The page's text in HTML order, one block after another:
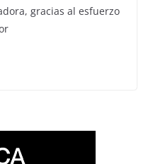
gracias al esfuerzo